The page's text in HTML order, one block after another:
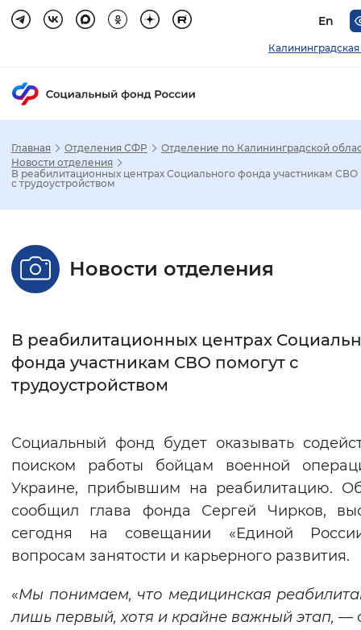
En
Стандартный Увеличенный
Без засечек С засечками
Интервал между буквами
Цвет сайта
Монохромный Инверсивный
Синий фон
Включены Выключены
Главная Отделения СФР
Отделение по Калининградской
Новости отделения
В реабилитационных центрах Социального фонда участникам СВО
с трудоустройством
Новости отделения
В реабилитационных центрах
фонда участникам СВО помогут с
трудоустройством
Социальный фонд будет оказывать
поиском работы бойцам военной
Украине, прибывшим на реабилитацию.
сообщил глава фонда Сергей Чирков,
сегодня на совещании «Единой
вопросам занятости и карьерного развития.
«Мы понимаем, что медицинская
лишь первый, хотя и крайне важный этап, —